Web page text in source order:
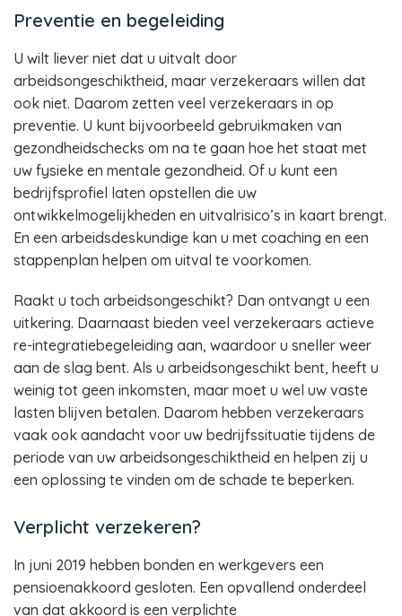
Preventie en begeleiding
U wilt liever niet dat u uitvalt door
arbeidsongeschiktheid, maar verzekeraars willen dat
ook niet. Daarom zetten veel verzekeraars in op
preventie. U kunt bijvoorbeeld gebruikmaken van
gezondheidschecks om na te gaan hoe het staat met
uw fysieke en mentale gezondheid. Of u kunt een
bedrijfsprofiel laten opstellen die uw
ontwikkelmogelijkheden en uitvalrisico’s in kaart brengt.
En een arbeidsdeskundige kan u met coaching en een
stappenplan helpen om uitval te voorkomen.
Raakt u toch arbeidsongeschikt? Dan ontvangt u een
uitkering. Daarnaast bieden veel verzekeraars actieve
re-integratiebegeleiding aan, waardoor u sneller weer
aan de slag bent. Als u arbeidsongeschikt bent, heeft u
weinig tot geen inkomsten, maar moet u wel uw vaste
lasten blijven betalen. Daarom hebben verzekeraars
vaak ook aandacht voor uw bedrijfssituatie tijdens de
periode van uw arbeidsongeschiktheid en helpen zij u
een oplossing te vinden om de schade te beperken.
Verplicht verzekeren?
In juni 2019 hebben bonden en werkgevers een
pensioenakkoord gesloten. Een opvallend onderdeel
van dat akkoord is een verplichte